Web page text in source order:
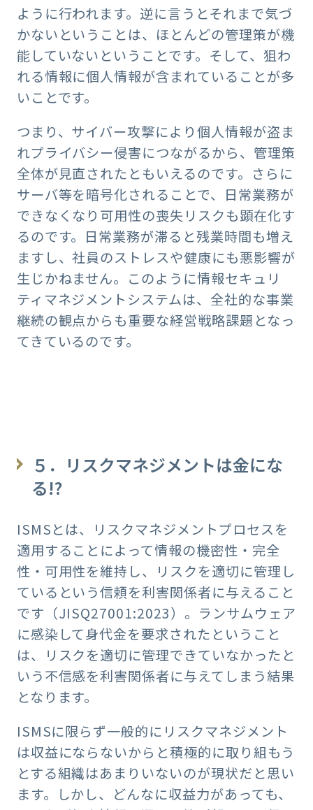
ように行われます。逆に言うとそれまで気づ
かないということは、ほとんどの管理策が機
能していないということです。そして、狙わ
れる情報に個人情報が含まれていることが多
いことです。
つまり、サイバー攻撃により個人情報が盗ま
れプライバシー侵害につながるから、管理策
全体が見直されたともいえるのです。さらに
サーバ等を暗号化されることで、日常業務が
できなくなり可用性の喪失リスクも顕在化す
るのです。日常業務が滞ると残業時間も増え
ますし、社員のストレスや健康にも悪影響が
生じかねません。このように情報セキュリ
ティマネジメントシステムは、全社的な事業
継続の観点からも重要な経営戦略課題となっ
てきているのです。
５．リスクマネジメントは金にな
る!?
ISMSとは、リスクマネジメントプロセスを
適用することによって情報の機密性・完全
性・可用性を維持し、リスクを適切に管理し
ているという信頼を利害関係者に与えること
です（JISQ27001:2023）。ランサムウェア
に感染して身代金を要求されたということ
は、リスクを適切に管理できていなかったと
いう不信感を利害関係者に与えてしまう結果
となります。
ISMSに限らず一般的にリスクマネジメント
は収益にならないからと積極的に取り組もう
とする組織はあまりいないのが現状だと思い
ます。しかし、どんなに収益力があっても、